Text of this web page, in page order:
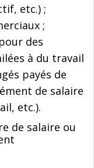
etc.) ;
;
des
à du travail
payés de
de salaire
etc.).
de salaire ou